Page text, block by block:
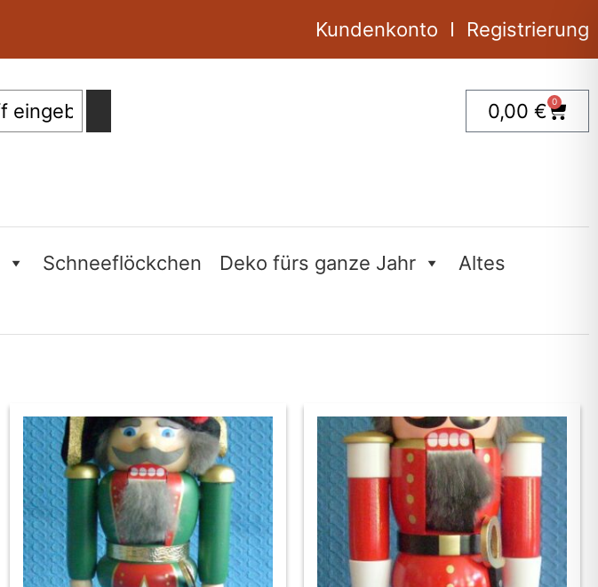
Kundenkonto Registrierung
0,00 € 0
Schneeflöckchen Deko fürs ganze Jahr
Altes